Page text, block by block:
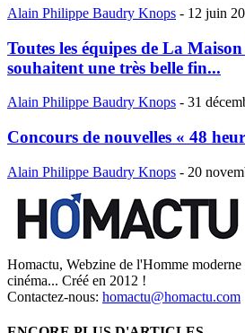
Alain Philippe Baudry Knops - 12 juin
Toutes les équipes de La
souhaitent une très belle fin...
Alain Philippe Baudry Knops - 31
Concours de nouvelles « 48
Alain Philippe Baudry Knops - 20
Homactu, Webzine de l'Homme
cinéma... Créé en 2012 !
Contactez-nous: homactu@homactu.com